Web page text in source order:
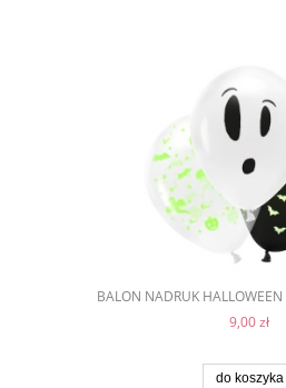
BALON NADRUK
9,00 zł
do koszyka